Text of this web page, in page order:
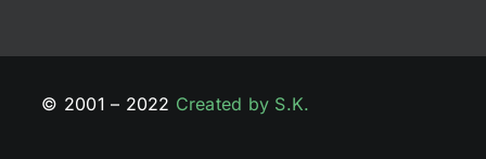
© 2001 – 2022 Created by S.K.